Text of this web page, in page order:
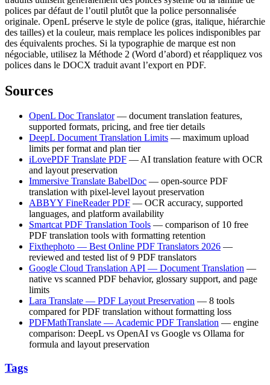
polices par défaut de l’outil plutôt que la police personnalisée
originale. OpenL préserve le style de police (gras, italique, hiérarchie
des tailles) et la couleur, mais remplace les polices indisponibles par
des équivalents proches. Si la typographie de marque est non
négociable, utilisez la Méthode 2 (Word d’abord) et réappliquez vos
polices dans le DOCX traduit avant l’export en PDF.
Sources
OpenL Doc Translator— document translation features,
supported formats, pricing, and free tier details
DeepL Document Translation Limits — maximum upload
limits per format and plan tier
iLovePDF Translate PDF — AI translation feature with OCR
and layout preservation
Immersive Translate BabelDoc — open-source PDF
translation with pixel-level layout preservation
ABBYY FineReader PDF — OCR accuracy, supported
languages, and platform availability
Smartcat PDF Translation Tools — comparison of 10 free
PDF translation tools with formatting retention
Fixthephoto — Best Online PDF Translators 2026 —
reviewed and tested list of 9 PDF translators
Google Cloud Translation API — Document Translation —
native vs scanned PDF behavior, glossary support, and page
limits
Lara Translate — PDF Layout Preservation — 8 tools
compared for PDF translation without formatting loss
PDFMathTranslate — Academic PDF Translation — engine
comparison: DeepL vs OpenAI vs Google vs Ollama for
formula and layout preservation
Tags